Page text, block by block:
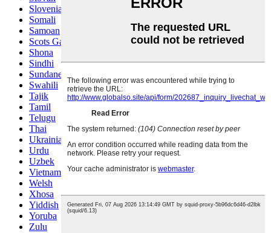
Slovenian
Somali
Samoan
Scots Gaelic
Shona
Sindhi
Sundanese
Swahili
Tajik
Tamil
Telugu
Thai
Ukrainian
Urdu
Uzbek
Vietnamese
Welsh
Xhosa
Yiddish
Yoruba
Zulu